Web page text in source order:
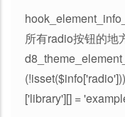
所有radio按钮的地
['library'][] =